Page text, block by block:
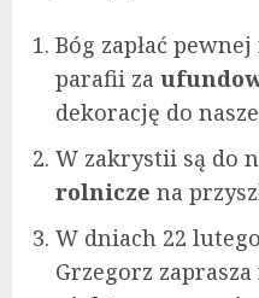
Bóg zapłać
parafii za
dekorację do
W zakrystii są do
rolnicze na
W dniach 22
Grzegorz zaprasza